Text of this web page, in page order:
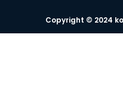
Copyright © 2024